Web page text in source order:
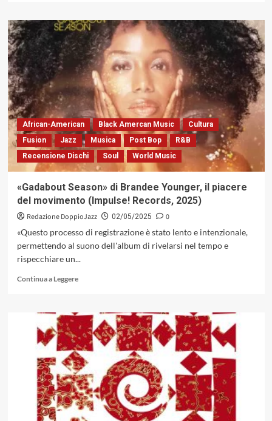
su
James
Brown
oggi
avrebbe
compiuto
novantadue
anni.
Il
nostro
omaggio
all’infuocato
padrino
del
African-American Black Amercan Music
Cultura
Fusion
Jazz Musica Post Bop
R&B
Recensione Dischi
Soul World Music
«Gadabout Season» di Brandee Younger, il piacere
del movimento (Impulse! Records, 2025)
Redazione DoppioJazz 02/05/2025
0
«Questo processo di registrazione è stato lento e intenzionale,
permettendo al suono dell'album di rivelarsi nel tempo e
rispecchiare un...
Continua a LeggereLeggi
su
«Gadabout
Season»
di
Brandee
Younger,
il
piacere
del
movimento